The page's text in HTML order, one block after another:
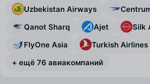
Uzbekistan Airways
Qanot Sharq
Ajet
Silk
FlyOne Asia
Turkish Airlines
+ ещё 76 авиакомпаний